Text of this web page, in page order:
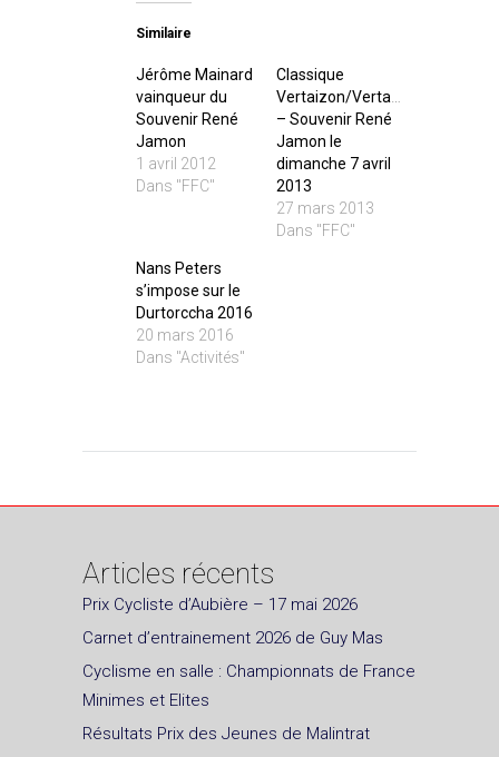
Similaire
Jérôme Mainard
vainqueur du
Souvenir René
Jamon
1 avril 2012
Dans "FFC"
Classique
Vertaizon/Vertaizon
– Souvenir René
Jamon le
dimanche 7 avril
2013
27 mars 2013
Dans "FFC"
Nans Peters
s’impose sur le
Durtorccha 2016
20 mars 2016
Dans "Activités"
Articles récents
Prix Cycliste d’Aubière – 17 mai 2026
Carnet d’entrainement 2026 de Guy Mas
Cyclisme en salle : Championnats de France
Minimes et Elites
Résultats Prix des Jeunes de Malintrat